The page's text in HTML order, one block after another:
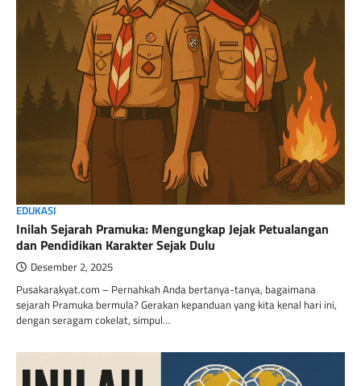
EDUKASI
Inilah Sejarah Pramuka: Mengungkap Jejak Petualangan
dan Pendidikan Karakter Sejak Dulu
Desember 2, 2025
Pusakarakyat.com – Pernahkah Anda bertanya-tanya, bagaimana
sejarah Pramuka bermula? Gerakan kepanduan yang kita kenal hari ini,
dengan seragam cokelat, simpul…